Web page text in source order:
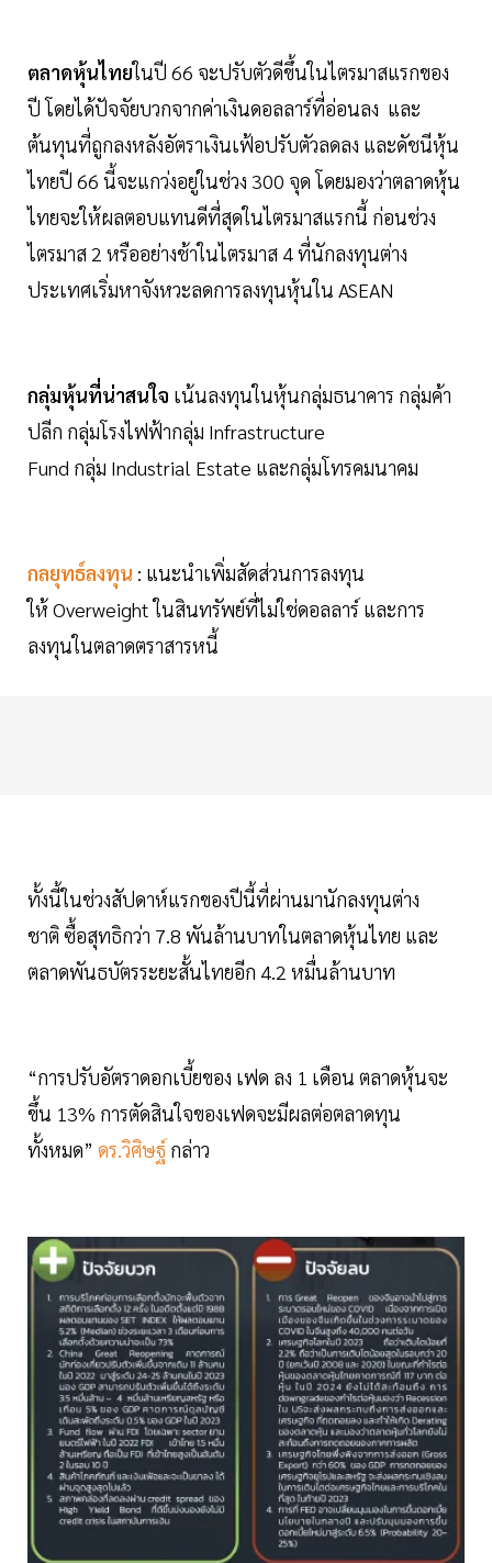
ตลาดหุ้นไทยในปี 66 จะปรับตัวดีขึ้นในไตรมาสแรกของ
ปี โดยได้ปัจจัยบวกจากค่าเงินดอลลาร์ที่อ่อนลง และ
ต้นทุนที่ถูกลงหลังอัตราเงินเฟ้อปรับตัวลดลง และดัชนีหุ้น
ไทยปี 66 นี้จะแกว่งอยู่ในช่วง 300 จุด โดยมองว่าตลาดหุ้น
ไทยจะให้ผลตอบแทนดีที่สุดในไตรมาสแรกนี้ ก่อนช่วง
ไตรมาส 2 หรืออย่างช้าในไตรมาส 4 ที่นักลงทุนต่าง
ประเทศเริ่มหาจังหวะลดการลงทุนหุ้นใน ASEAN
กลุ่มหุ้นที่น่าสนใจ เน้นลงทุนในหุ้นกลุ่มธนาคาร กลุ่มค้า
ปลีก กลุ่มโรงไฟฟ้ากลุ่ม Infrastructure
Fund กลุ่ม Industrial Estate และกลุ่มโทรคมนาคม
กลยุทธ์ลงทุน : แนะนำเพิ่มสัดส่วนการลงทุน
ให้ Overweight ในสินทรัพย์ที่ไม่ใช่ดอลลาร์ และการ
ลงทุนในตลาดตราสารหนี้
ทั้งนี้ในช่วงสัปดาห์แรกของปีนี้ที่ผ่านมานักลงทุนต่าง
ชาติ ซื้อสุทธิกว่า 7.8 พันล้านบาทในตลาดหุ้นไทย และ
ตลาดพันธบัตรระยะสั้นไทยอีก 4.2 หมื่นล้านบาท
“การปรับอัตราดอกเบี้ยของ เฟด ลง 1 เดือน ตลาดหุ้นจะ
ขึ้น 13% การตัดสินใจของเฟดจะมีผลต่อตลาดทุน
ทั้งหมด” ดร.วิศิษฐ์ กล่าว